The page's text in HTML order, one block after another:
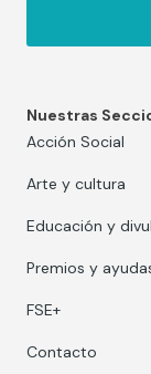
Nuestras
Acción Social
Arte y cultura
Educación y
Premios y
FSE+
Contacto